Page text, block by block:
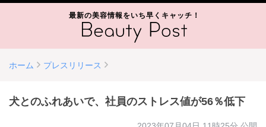
最新の美容情報をいち早くキャッチ！
ホーム プレスリリース
犬とのふれあいで、社員のストレス値が56％低下